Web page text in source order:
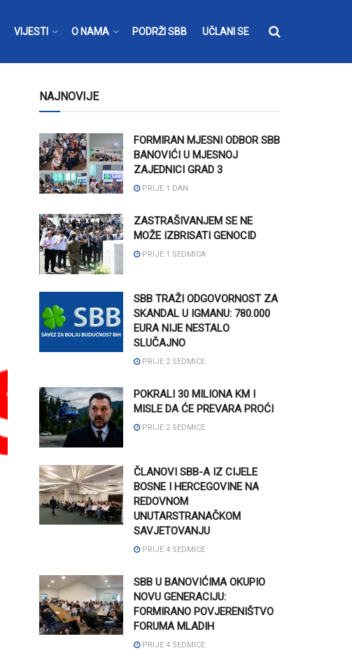
VIJESTI O NAMA PODRŽI SBB UČLANI SE
NAJNOVIJE
FORMIRAN MJESNI ODBOR SBB
BANOVIĆI U MJESNOJ
ZAJEDNICI GRAD 3
PRIJE 1 DAN
ZASTRAŠIVANJEM SE NE
MOŽE IZBRISATI GENOCID
PRIJE 1 SEDMICA
SBB TRAŽI ODGOVORNOST ZA
SKANDAL U IGMANU: 780.000
EURA NIJE NESTALO
SLUČAJNO
PRIJE 2 SEDMICE
POKRALI 30 MILIONA KM I
MISLE DA ĆE PREVARA PROĆI
PRIJE 2 SEDMICE
ČLANOVI SBB-A IZ CIJELE
BOSNE I HERCEGOVINE NA
REDOVNOM
UNUTARSTRANAČKOM
SAVJETOVANJU
PRIJE 4 SEDMICE
SBB U BANOVIĆIMA OKUPIO
NOVU GENERACIJU:
FORMIRANO POVJERENIŠTVO
FORUMA MLADIH
PRIJE 4 SEDMICE